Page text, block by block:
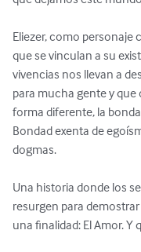
Eliezer, como personaje
que se vinculan a su
vivencias nos llevan a
para mucha gente y
forma diferente, la
Bondad exenta de
dogmas.
Una historia donde los
resurgen para
una finalidad: El Amor. Y